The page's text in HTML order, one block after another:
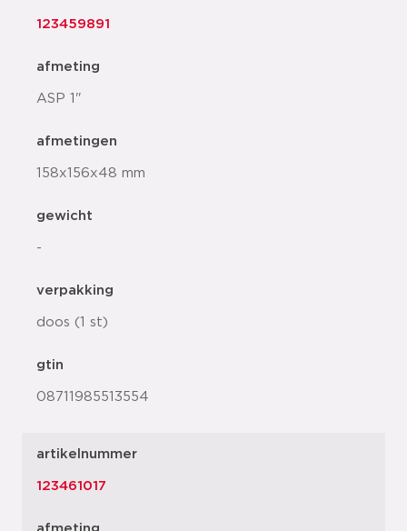
123459891
afmeting
ASP 1"
afmetingen
158x156x48 mm
gewicht
-
verpakking
doos (1 st)
gtin
08711985513554
artikelnummer
123461017